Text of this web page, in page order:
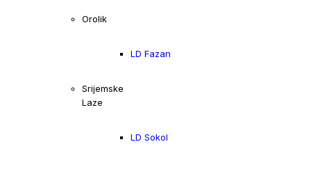
Orolik
LD Fazan
Srijemske
Laze
LD Sokol